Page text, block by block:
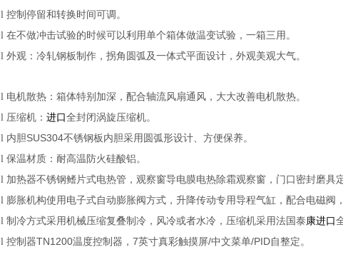
l 控制停留和转换时间可调。
l 在不做冲击试验的时候可以利用单个箱体做温变试验，一箱三用。
l 外观：冷轧钢板制作，拐角圆弧及一体式平面设计，外观美观大气。
l 电机散热：箱体特别加深，配合轴流风扇通风，大大改善电机散热。
l 压缩机： 进口全封闭涡旋压缩机。
l 内胆SUS304不锈钢板内胆采用圆弧形设计、方便保养。
l 保温材质：耐高温防火硅酸铝。
l 加热器不锈钢鳍片式电热管，观察窗导电膜电热除霜观察窗，门口密封磨具
l 膨胀机构使用电子式自动膨胀阀方式，升降传动专用导程气缸，配合电磁阀
l 制冷方式采用机械压缩复叠制冷，风冷或者水冷，压缩机采用法国泰康进口
l 控制器TN1200温度控制器， 7英寸真彩触摸屏/中文菜单/PID自整定。